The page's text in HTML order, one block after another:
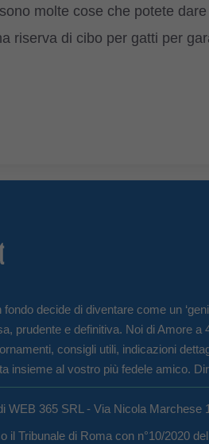
molte cose che potete
riserva di cibo per gatti per
decide di diventare come un
prudente e definitiva. Noi di Amore
consigli utili, indicazioni
insieme al vostro più fedele amico.
WEB 365 SRL - Via Nicola
il Tribunale di Roma con n°10/2020